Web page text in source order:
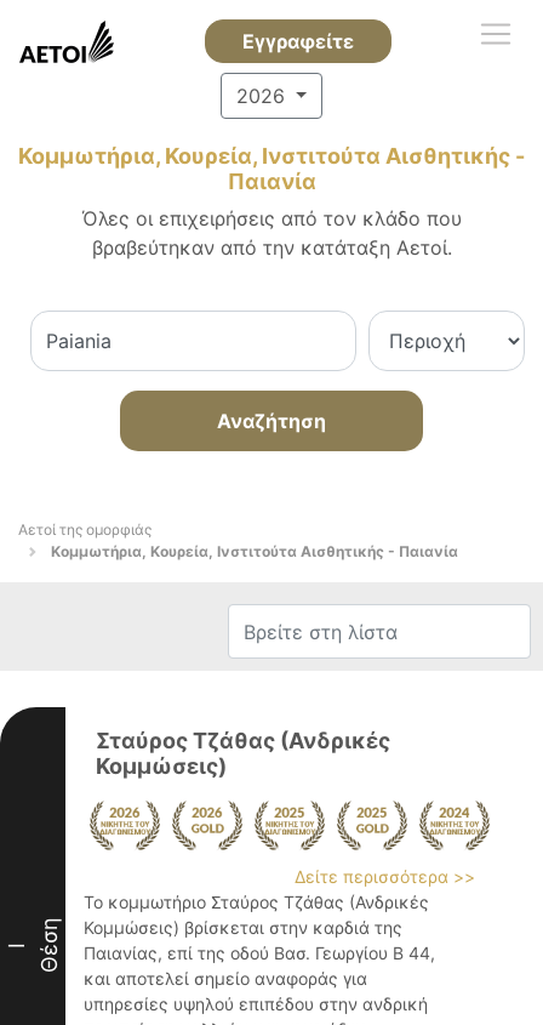
Εγγραφείτε
2026
Κομμωτήρια, Κουρεία, Ινστιτούτα Αισθητικής -
Παιανία
Όλες οι επιχειρήσεις από τον κλάδο που
βραβεύτηκαν από την κατάταξη Αετοί.
Αναζήτηση
Αετοί της ομορφιάς
Κομμωτήρια, Κουρεία, Ινστιτούτα Αισθητικής - Παιανία
I Θέση
Σταύρος Τζάθας (Ανδρικές
Κομμώσεις)
Δείτε περισσότερα >>
Το κομμωτήριο Σταύρος Τζάθας (Ανδρικές
Κομμώσεις) βρίσκεται στην καρδιά της
Παιανίας, επί της οδού Βασ. Γεωργίου Β 44,
και αποτελεί σημείο αναφοράς για
υπηρεσίες υψηλού επιπέδου στην ανδρική